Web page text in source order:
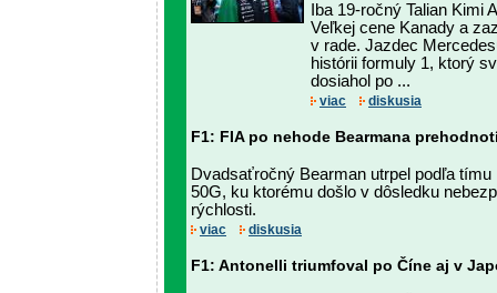
Iba 19-ročný Talian Kimi
Veľkej cene Kanady a
v rade. Jazdec
histórii formuly 1, ktorý
dosiahol po ...
viac diskusia
F1: FIA po nehode Bearmana
Dvadsaťročný Bearman utrpel podľa
50G, ku ktorému došlo v dôsledku
rýchlosti.
viac diskusia
F1: Antonelli triumfoval po Číne aj v